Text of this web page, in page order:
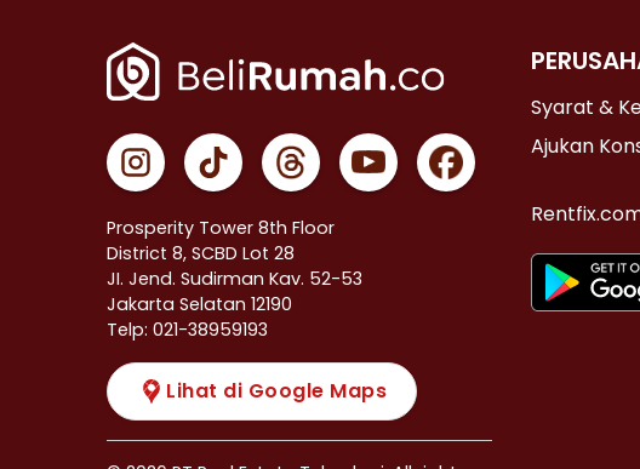
Prosperity Tower 8th Floor
District 8, SCBD Lot 28
JI. Jend. Sudirman Kav. 52-53
Jakarta Selatan 12190
Telp: 021-38959193
Lihat di Google Maps
Syarat &
Ajukan